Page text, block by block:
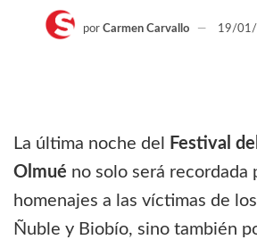
por Carmen Carvallo 19/01/
La última noche del
Festival
Olmué no solo será recordada
homenajes a las víctimas de
Ñuble y Biobío, sino también